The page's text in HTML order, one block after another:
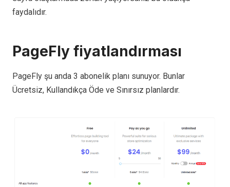
faydalıdır.
PageFly fiyatlandırması
PageFly şu anda 3 abonelik planı sunuyor. Bunlar
Ücretsiz, Kullandıkça Öde ve Sınırsız planlardır.